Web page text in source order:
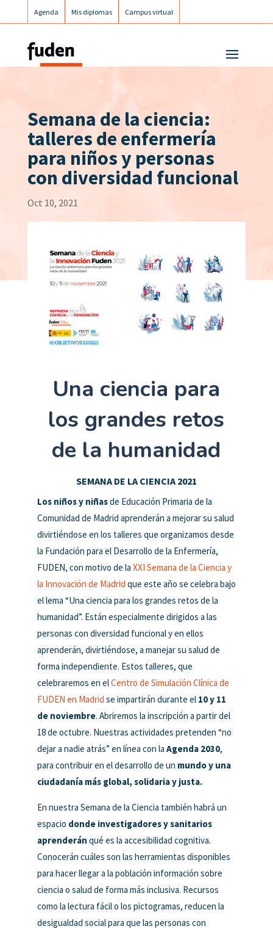
Agenda Mis diplomas Campus virtual
Semana de la ciencia:
talleres de enfermería
para niños y personas
con diversidad funcional
Oct 10, 2021
Una ciencia para
los grandes retos
de la humanidad
SEMANA DE LA CIENCIA 2021
Los niños y niñasde Educación Primaria de la
Comunidad de Madrid aprenderán a mejorar su salud
divirtiéndose en los talleres que organizamos desde
la Fundación para el Desarrollo de la Enfermería,
FUDEN, con motivo de la XXI Semana de la Ciencia y
la Innovación de Madrid que este año se celebra bajo
el lema “Una ciencia para los grandes retos de la
humanidad”. Están especialmente dirigidos a las
personas con diversidad funcional y en ellos
aprenderán, divirtiéndose, a manejar su salud de
forma independiente. Estos talleres, que
celebraremos en elCentro de Simulación Clínica de
FUDEN en Madrid se impartirán durante el 10 y 11
de noviembre. Abriremos la inscripción a partir del
18 de octubre. Nuestras actividades pretenden “no
dejar a nadie atrás” en línea con la Agenda 2030,
para contribuir en el desarrollo de un mundo y una
ciudadanía más global, solidaria y justa.
En nuestra Semana de la Ciencia también habrá un
espacio donde investigadores y sanitarios
aprenderán qué es la accesibilidad cognitiva.
Conocerán cuáles son las herramientas disponibles
para hacer llegar a la población información sobre
ciencia o salud de forma más inclusiva. Recursos
como la lectura fácil o los pictogramas, reducen la
desigualdad social para que las personas con